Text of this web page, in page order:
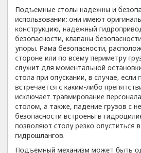
Подъемные столы надежны и
использовании: они имеют
конструкцию, надежный
безопасности, клапаны
упоры. Рама безопасности,
стороне или по всему периметру
служит для моментальной
стола при опускании, в случае, если
встречается с каким-либо
исключает травмирование
столом, а также, падение грузов с
безопасности встроены в
позволяют столу резко опуститься
гидрошлангов.
Подъемный механизм может быть